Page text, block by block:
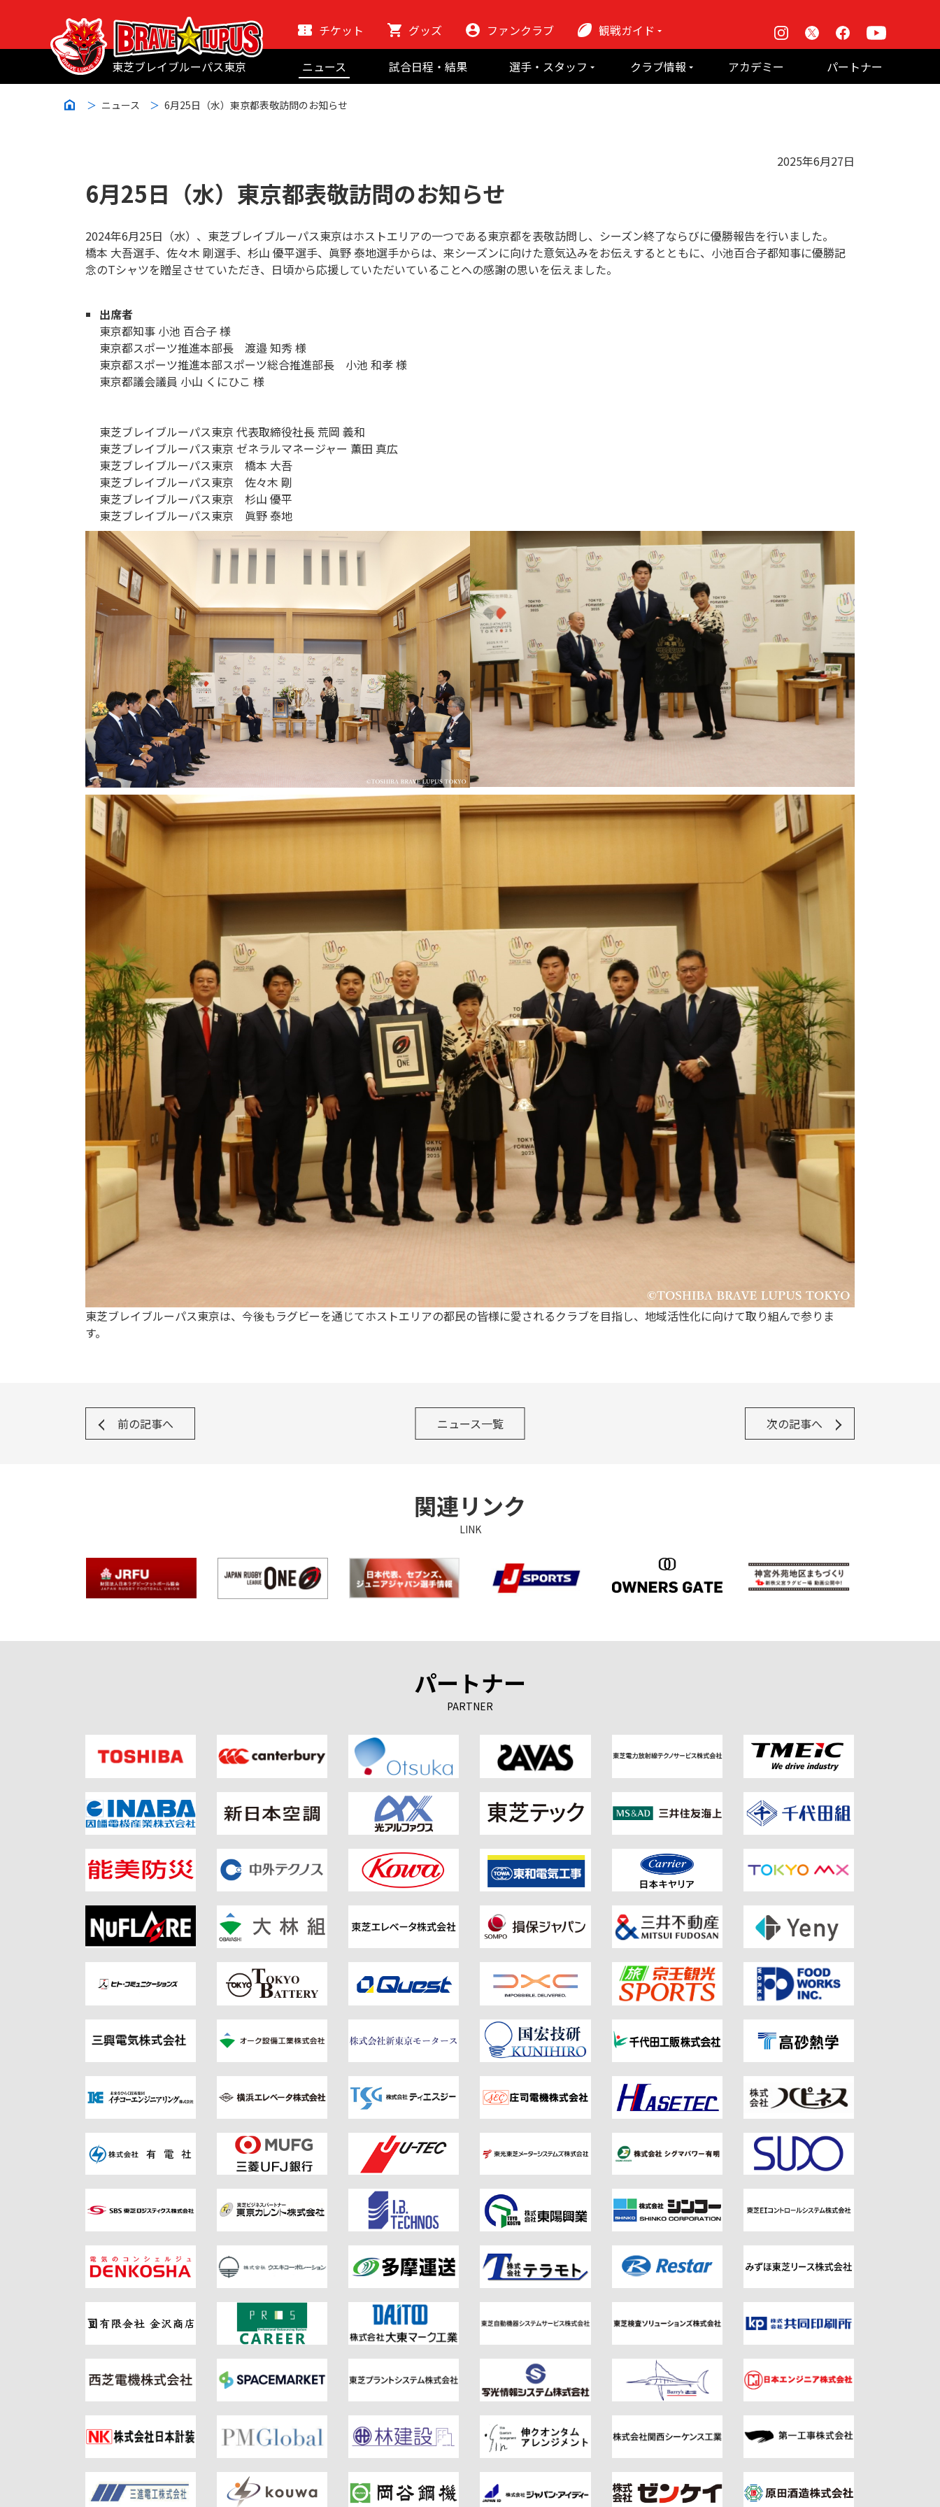
東芝ブレイブルーパス東京
チケット グッズ ファンクラブ
観戦ガイド
初めての観戦
Instagram Facebook
ニュース
試合日程・結果
選手・スタッフ
クラブ情報
アカデミー パートナー
ニュース 6月25日（水）東京都表敬訪問のお知らせ
2025年6月27日
6月25日（水）東京都表敬訪問のお知らせ
2024年6月25日（水）、東芝ブレイブルーパス東京はホストエリアの一つである東京都を表敬訪問し、シーズン終了ならびに優勝報告を行いました。
橋本 大吾選手、佐々木 剛選手、杉山 優平選手、眞野 泰地選手からは、来シーズンに向けた意気込みをお伝えするとともに、小池百合子都知事に優勝記
念のTシャツを贈呈させていただき、日頃から応援していただいていることへの感謝の思いを伝えました。
出席者
東京都知事 小池 百合子 様
東京都スポーツ推進本部長 渡邉 知秀 様
東京都スポーツ推進本部スポーツ総合推進部長 小池 和孝 様
東京都議会議員 小山 くにひこ 様
東芝ブレイブルーパス東京 代表取締役社長 荒岡 義和
東芝ブレイブルーパス東京 ゼネラルマネージャー 薫田 真広
東芝ブレイブルーパス東京 橋本 大吾
東芝ブレイブルーパス東京 佐々木 剛
東芝ブレイブルーパス東京 杉山 優平
東芝ブレイブルーパス東京 眞野 泰地
東芝ブレイブルーパス東京は、今後もラグビーを通じてホストエリアの都民の皆様に愛されるクラブを目指し、地域活性化に向けて取り組んで参りま
す。
ニュース一覧
前の記事へ 次の記事へ
関連リンク
LINK
パートナー
PARTNER